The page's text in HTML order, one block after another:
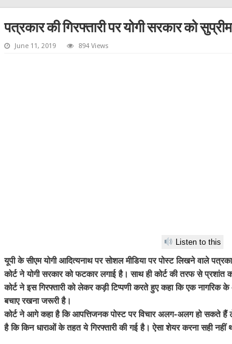
पत्रकार की गिरफ्तारी पर योगी सरकार को
June 11, 2019 894 Views
Listen to this
यूपी के सीएम योगी आदित्यनाथ पर सोशल मीडिया पर पोस्ट लिखने वाले
कोर्ट ने योगी सरकार को फटकार लगाई है। साथ ही कोर्ट की तरफ से प्रशांत
कोर्ट ने इस गिरफ्तारी को लेकर कड़ी टिप्पणी करते हुए कहा कि एक नागरिक
बचाए रखना जरूरी है।
कोर्ट ने आगे कहा है कि आपत्तिजनक पोस्ट पर विचार अलग-अलग हो सकते हैं
है कि किन धाराओं के तहत ये गिरफ्तारी की गई है। ऐसा शेयर करना सही नहीं